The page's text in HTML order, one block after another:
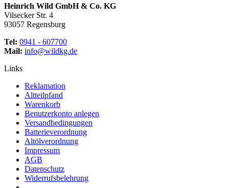
Heinrich Wild GmbH & Co. KG
Vilsecker Str. 4
93057 Regensburg
Tel: 0941 - 607700
Mail: info@wildkg.de
Links
Reklamation
Altteilpfand
Warenkorb
Benutzerkonto anlegen
Versandbedingungen
Batterieverordnung
Altölverordnung
Impressum
AGB
Datenschutz
Widerrufsbelehrung